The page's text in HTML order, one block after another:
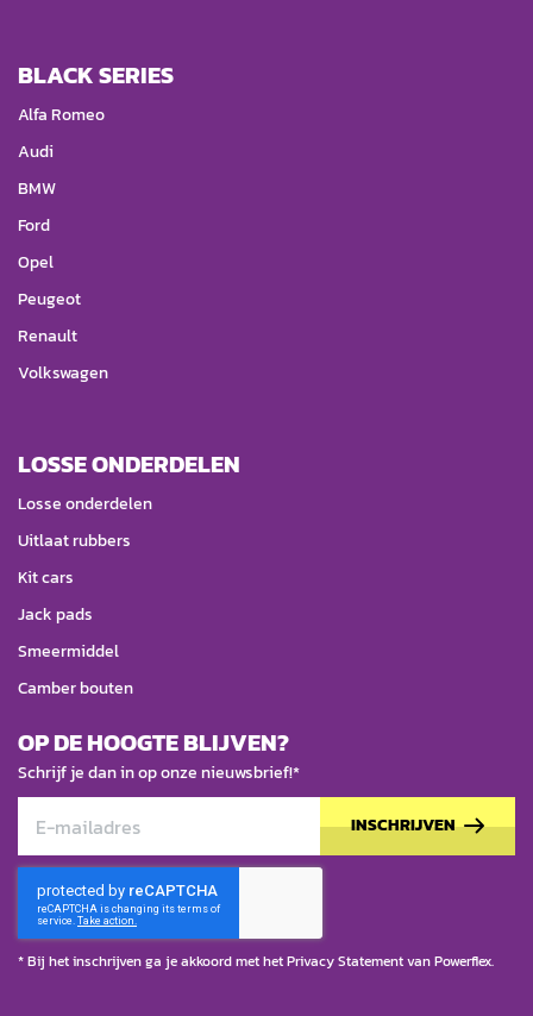
BLACK SERIES
Alfa Romeo
Audi
BMW
Ford
Opel
Peugeot
Renault
Volkswagen
LOSSE ONDERDELEN
Losse onderdelen
Uitlaat rubbers
Kit cars
Jack pads
Smeermiddel
Camber bouten
OP DE HOOGTE BLIJVEN?
Schrijf je dan in op onze nieuwsbrief!*
INSCHRIJVEN
* Bij het inschrijven ga je akkoord met hetPrivacy Statementvan Powerflex.